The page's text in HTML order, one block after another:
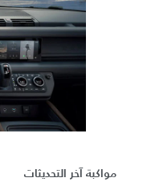
مواكبة آخر التحديثات